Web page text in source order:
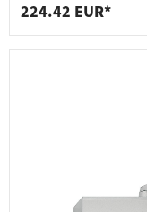
224.42 EUR*